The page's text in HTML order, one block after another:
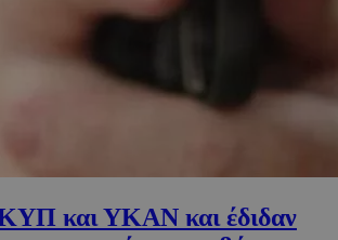
και ΥΚΑΝ και έδιδαν